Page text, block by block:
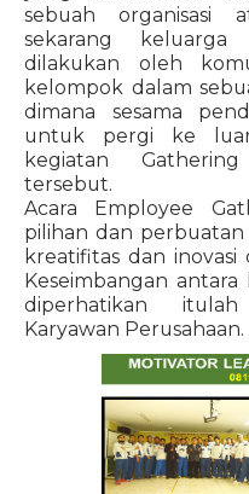
sebuah organisasi
sekarang
dilakukan oleh
kelompok dalam
dimana sesama
untuk pergi ke
kegiatan
tersebut.
Acara Employee
pilihan dan
kreatifitas dan inovasi
Keseimbangan
diperhatikan
Karyawan Perusahaan.